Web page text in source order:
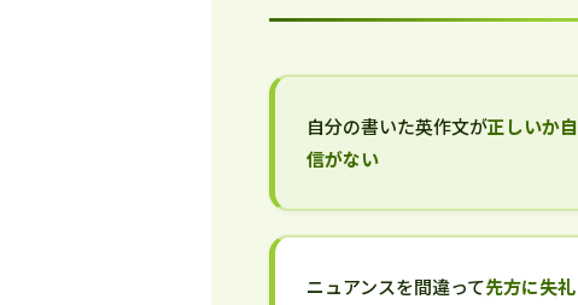
自分の書いた英作文が正しいか自
信がない
ニュアンスを間違って先方に失礼